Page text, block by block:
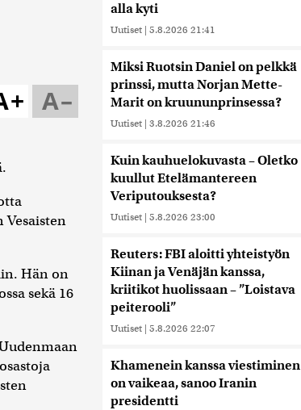
A–
Vesaisten
Hän on
sekä 16
alla kyti
Uutiset | 5.8.2026 21:41
Miksi Ruotsin Daniel on pelkkä
prinssi, mutta Norjan Mette-
Marit on kruununprinsessa?
Uutiset | 3.8.2026 21:46
Kuin kauhuelokuvasta – Oletko
kuullut Etelämantereen
Veriputouksesta?
Uutiset | 5.8.2026 23:00
Reuters: FBI aloitti yhteistyön
Kiinan ja Venäjän kanssa,
kriitikot huolissaan – ”Loistava
peiterooli”
Uutiset | 5.8.2026 22:07
Khamenein kanssa viestiminen
on vaikeaa, sanoo Iranin
presidentti